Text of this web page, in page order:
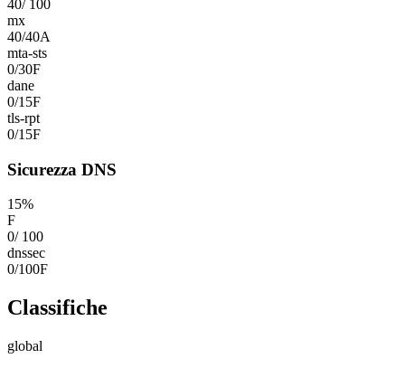
40/ 100
mx
40/40A
mta-sts
0/30F
dane
0/15F
tls-rpt
0/15F
Sicurezza DNS
15%
F
0/ 100
dnssec
0/100F
Classifiche
global